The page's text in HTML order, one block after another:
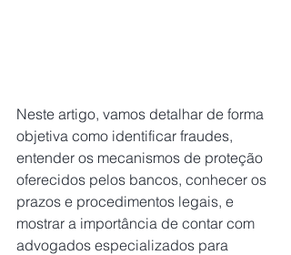
Neste artigo, vamos detalhar de forma
objetiva como identificar fraudes,
entender os mecanismos de proteção
oferecidos pelos bancos, conhecer os
prazos e procedimentos legais, e
mostrar a importância de contar com
advogados especializados para